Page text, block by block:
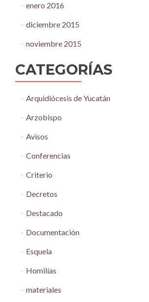
enero 2016
diciembre 2015
noviembre 2015
CATEGORÍAS
Arquidiócesis de Yucatán
Arzobispo
Avisos
Conferencias
Criterio
Decretos
Destacado
Documentación
Esquela
Homilías
materiales